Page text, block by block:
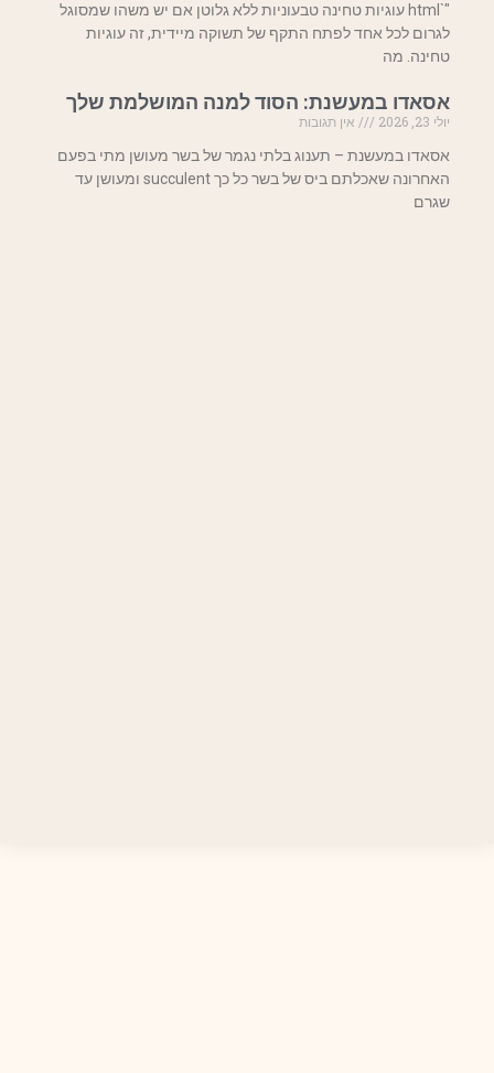
"`html עוגיות טחינה טבעוניות ללא גלוטן אם יש משהו שמסוגל
לגרום לכל אחד לפתח התקף של תשוקה מיידית, זה עוגיות
טחינה. מה
אסאדו במעשנת: הסוד למנה המושלמת שלך
יולי 23, 2026
אין תגובות
אסאדו במעשנת – תענוג בלתי נגמר של בשר מעושן מתי בפעם
האחרונה שאכלתם ביס של בשר כל כך succulent ומעושן עד
שגרם